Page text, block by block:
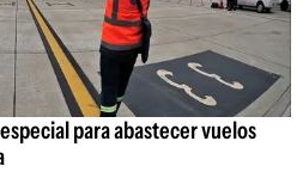
para abastecer vuelos